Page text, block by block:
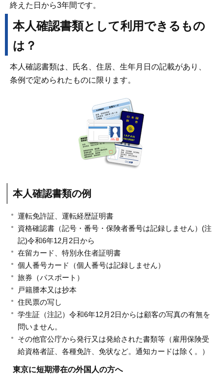
終えた日から3年間です。
本人確認書類として利用できるもの
は？
本人確認書類は、氏名、住居、生年月日の記載があり、
条例で定められたものに限ります。
本人確認書類の例
運転免許証、運転経歴証明書
資格確認書（記号・番号・保険者番号は記録しません）(注
記)令和6年12月2日から
在留カード、特別永住者証明書
個人番号カード（個人番号は記録しません）
旅券（パスポート）
戸籍謄本又は抄本
住民票の写し
学生証（注記）令和6年12月2日からは顧客の写真の有無を
問いません。
その他官公庁から発行又は発給された書類等（雇用保険受
給資格者証、各種免許、免状など。通知カードは除く。）
東京に短期滞在の外国人の方へ